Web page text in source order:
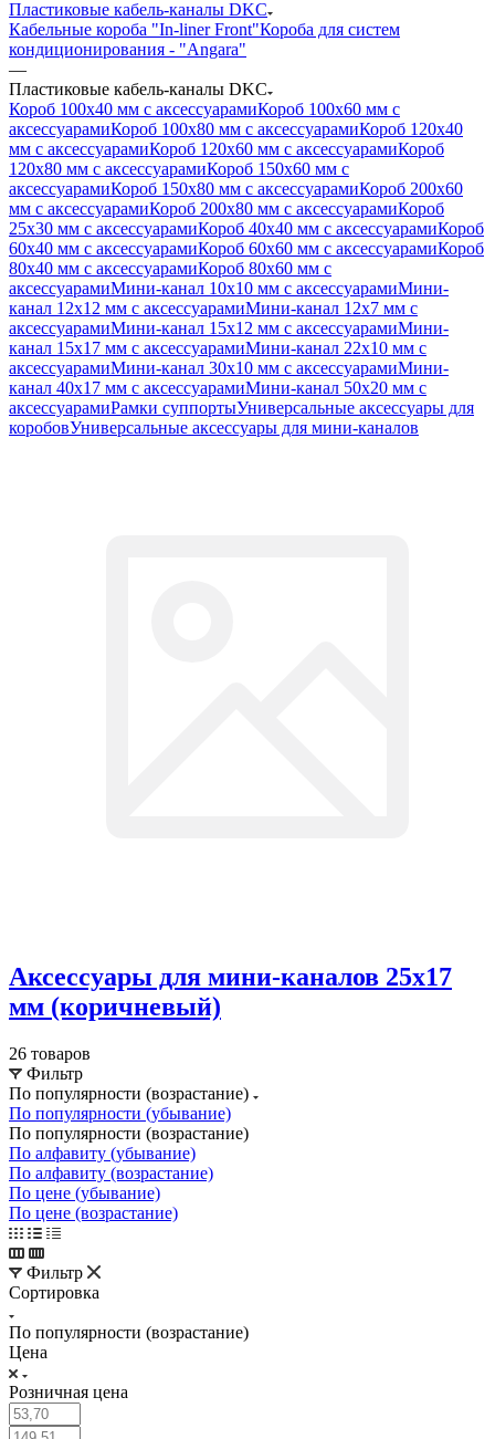
Пластиковые кабель-каналы DKC
Кабельные короба "In-liner Front"Короба для систем
кондиционирования - "Angara"
—
Пластиковые кабель-каналы DKC
Короб 100x40 мм с аксессуарамиКороб 100x60 мм с
аксессуарамиКороб 100x80 мм с аксессуарамиКороб 120x40
мм с аксессуарамиКороб 120x60 мм с аксессуарамиКороб
120x80 мм с аксессуарамиКороб 150x60 мм с
аксессуарамиКороб 150x80 мм с аксессуарамиКороб 200x60
мм с аксессуарамиКороб 200x80 мм с аксессуарамиКороб
25x30 мм с аксессуарамиКороб 40x40 мм с аксессуарамиКороб
60x40 мм с аксессуарамиКороб 60x60 мм с аксессуарамиКороб
80x40 мм с аксессуарамиКороб 80x60 мм с
аксессуарамиМини-канал 10x10 мм с аксессуарамиМини-
канал 12x12 мм с аксессуарамиМини-канал 12x7 мм с
аксессуарамиМини-канал 15x12 мм с аксессуарамиМини-
канал 15x17 мм с аксессуарамиМини-канал 22x10 мм с
аксессуарамиМини-канал 30x10 мм с аксессуарамиМини-
канал 40x17 мм с аксессуарамиМини-канал 50x20 мм с
аксессуарамиРамки суппортыУниверсальные аксессуары для
коробовУниверсальные аксессуары для мини-каналов
Аксессуары для мини-каналов 25х17
мм (коричневый)
26 товаров
Фильтр
По популярности (возрастание)
По популярности (убывание)
По популярности (возрастание)
По алфавиту (убывание)
По алфавиту (возрастание)
По цене (убывание)
По цене (возрастание)
Фильтр
Сортировка
По популярности (возрастание)
Цена
Розничная цена